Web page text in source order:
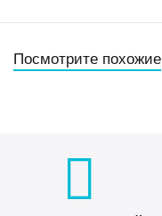
Посмотрите похожие